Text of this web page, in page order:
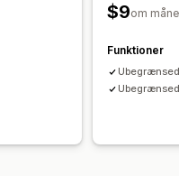
$9om
Funktioner